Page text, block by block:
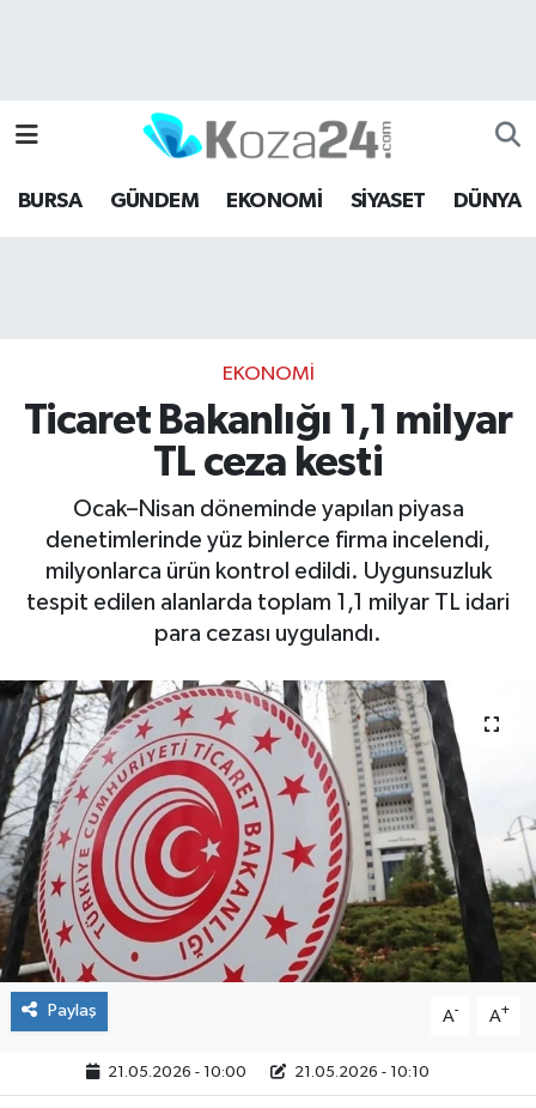
BURSA GÜNDEM EKONOMİ SİYASET DÜNYA
EKONOMİ
Ticaret Bakanlığı 1,1 milyar
TL ceza kesti
Ocak–Nisan döneminde yapılan piyasa
denetimlerinde yüz binlerce firma incelendi,
milyonlarca ürün kontrol edildi. Uygunsuzluk
tespit edilen alanlarda toplam 1,1 milyar TL idari
para cezası uygulandı.
Paylaş A- A+
21.05.2026 - 10:00 21.05.2026 - 10:10
Bursa Hava Durumu
Bursa Namaz Vakitleri
Son Dakika Haberleri
Haber Arşivi